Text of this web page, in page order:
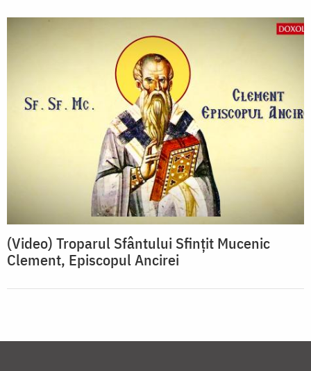
(Video) Troparul Sfântului Sfințit Mucenic
Clement, Episcopul Ancirei